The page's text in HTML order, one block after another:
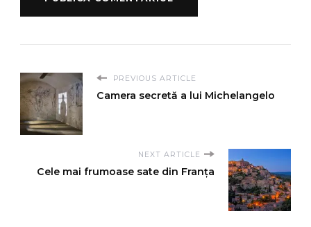
PREVIOUS ARTICLE
Camera secretă a lui Michelangelo
NEXT ARTICLE
Cele mai frumoase sate din Franța